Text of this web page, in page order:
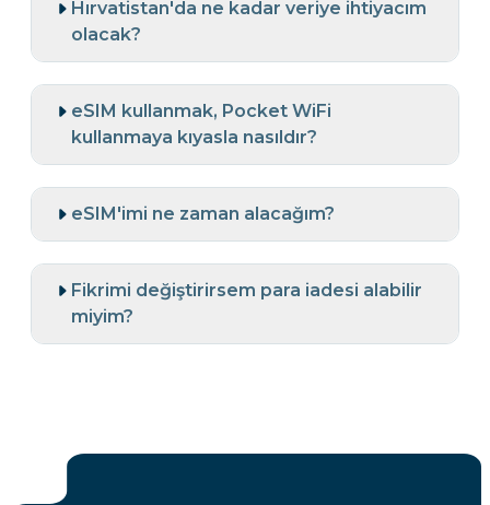
Hırvatistan'da ne kadar veriye ihtiyacım
olacak?
eSIM kullanmak, Pocket WiFi
kullanmaya kıyasla nasıldır?
eSIM'imi ne zaman alacağım?
Fikrimi değiştirirsem para iadesi alabilir
miyim?